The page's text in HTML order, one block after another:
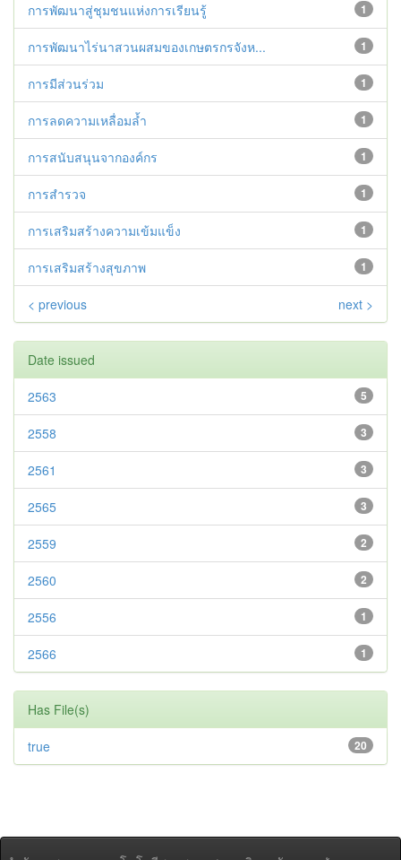
1
การพัฒนาสู่ชุมชนแห่งการเรียนรู้
1
การพัฒนาไร่นาสวนผสมของเกษตรกรจังห...
1
การมีส่วนร่วม
1
การลดความเหลื่อมล้ำ
1
การสนับสนุนจากองค์กร
1
การสำรวจ
1
การเสริมสร้างความเข้มแข็ง
1
การเสริมสร้างสุขภาพ
< previous next >
Date issued
5
2563
3
2558
3
2561
3
2565
2
2559
2
2560
1
2556
1
2566
Has File(s)
20
true